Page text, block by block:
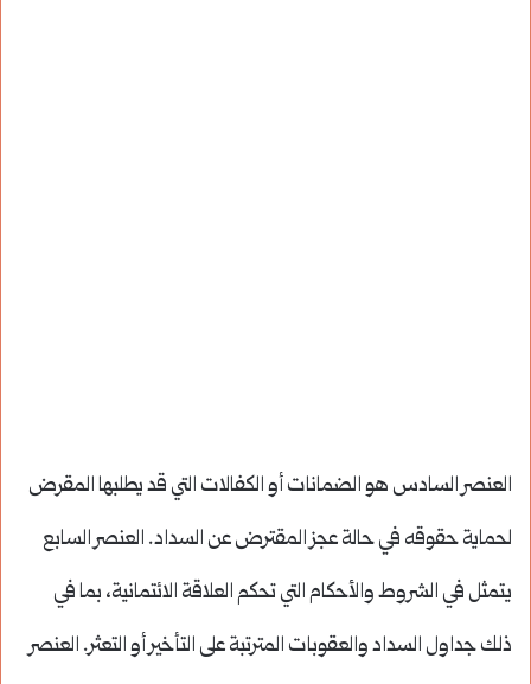
العنصر السادس هو الضمانات أو الكفالات التي قد يطلبها المقرض
لحماية حقوقه في حالة عجز المقترض عن السداد. العنصر السابع
يتمثل في الشروط والأحكام التي تحكم العلاقة الائتمانية، بما في
ذلك جداول السداد والعقوبات المترتبة على التأخير أو التعثر. العنصر